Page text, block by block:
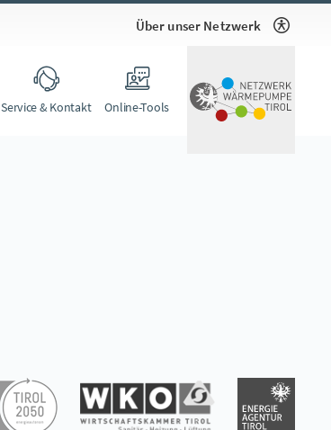
Über unser Netzwerk
Service & Kontakt Online-Tools